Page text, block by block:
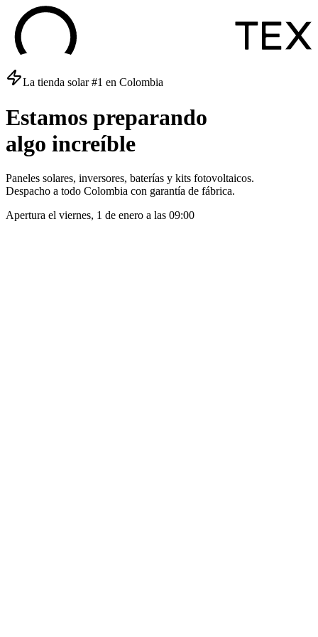
La tienda solar #1 en Colombia
Estamos preparando
algo increíble
Paneles solares, inversores, baterías y kits fotovoltaicos.
Despacho a todo Colombia con garantía de fábrica.
Apertura el viernes, 1 de enero a las 09:00